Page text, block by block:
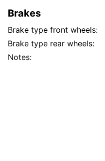
Brakes
Brake type front wheels:
Brake type rear wheels:
Notes: